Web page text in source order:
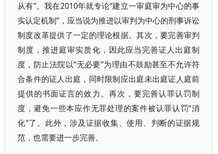
从有”。我在2010年就专论“建立一审庭审为中心的事
实认定机制”，应当说为推进以审判为中心的刑事诉讼
制度改革提供了一定的理论根据。其次，要完善审判
制度，推进庭审实质化，因此应当完善证人出庭制
度，防止法院以“无必要”为理由不鼓励甚至不允许符
合条件的证人出庭，同时限制应出庭未出庭证人庭前
提供的书面证言的效力。再次，要完善认罪认罚制
度，避免一些本应作无罪处理的案件被认罪认罚“消
化”了。此外，涉及证据收集、使用、判断的证据规
范，也需要进一步完善。